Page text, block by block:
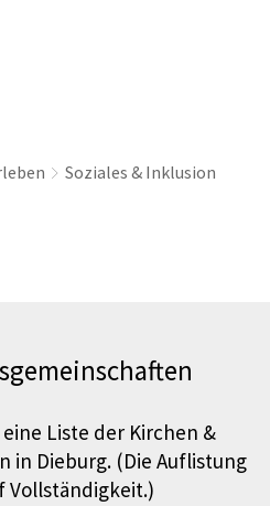
Soziales & Inklusion
Liste der Kirchen &
in Dieburg. (Die Auflistung
Vollständigkeit.)